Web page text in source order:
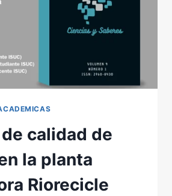
calidad de
la planta
Riorecicle